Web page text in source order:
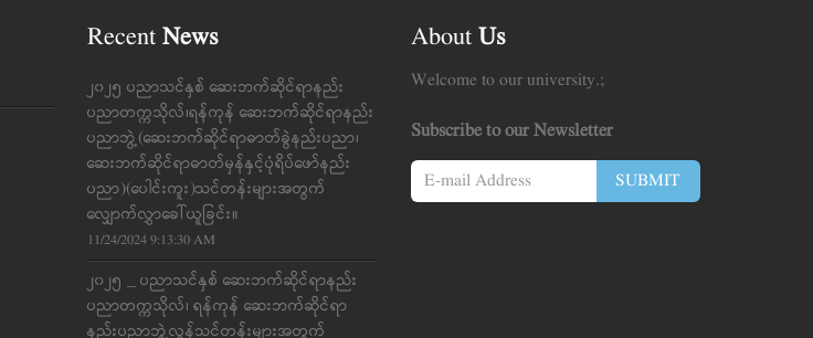
Recent News
၂၀၂၅ ပညာသင်နှစ် ဆေးဘက်ဆိုင်ရာနည်း
ပညာတက္ကသိုလ်၊ရန်ကုန် ဆေးဘက်ဆိုင်ရာနည်း
ပညာဘွဲ့(ဆေးဘက်ဆိုင်ရာဓာတ်ခွဲနည်းပညာ၊
ဆေးဘက်ဆိုင်ရာဓာတ်မှန်နှင့်ပုံရိပ်ဖော်နည်း
ပညာ)(ပေါင်းကူး)သင်တန်းများအတွက်
လျှောက်လွှာခေါ်ယူခြင်း။
11/24/2024 9:13:30 AM
၂၀၂၅ _ ပညာသင်နှစ် ဆေးဘက်ဆိုင်ရာနည်း
ပညာတက္ကသိုလ်၊ ရန်ကုန် ဆေးဘက်ဆိုင်ရာ
နည်းပညာဘွဲ့လွန်သင်တန်းများအတွက်
About Us
Welcome to our university.;
Subscribe to our Newsletter
SUBMIT